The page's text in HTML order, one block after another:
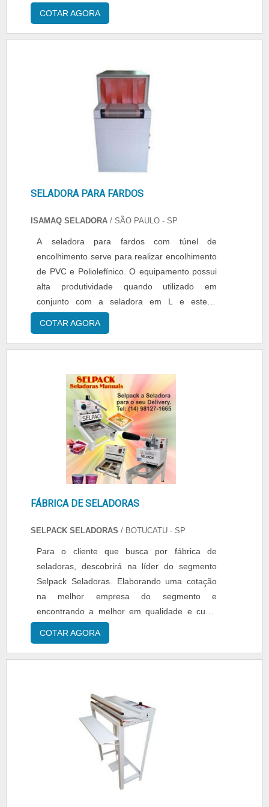
beira lateral. Também pode ser usado para a
fabricação de sacolas, sacos para lixo, sacos
Pouch utilizado para embalagens especiai....
COTAR AGORA
SELADORA PARA FARDOS
ISAMAQ SELADORA / SÃO PAULO - SP
A seladora para fardos com túnel de
encolhimento serve para realizar encolhimento
de PVC e Poliolefínico. O equipamento possui
alta produtividade quando utilizado em
conjunto com a seladora em L e esteira
transportadora. Além disso, conta também,
com um controlador de velocidade da esteira.
controle de temperatura; - Moto redutor em
corrente alternada;....
COTAR AGORA
FÁBRICA DE SELADORAS
SELPACK SELADORAS / BOTUCATU - SP
Para o cliente que busca por fábrica de
seladoras, descobrirá na líder do segmento
Selpack Seladoras. Elaborando uma cotação
na melhor empresa do segmento e
encontrando a melhor em qualidade e custo
benefício.MAIS INFORMAÇÕES
INTERESSANTES SOBRE FÁBRICA DE
A empresa atua com seladora bandejas para
delivery biodegradável tipo prisfood e seladora
para cápsulas de café com gabarito de 8
cavidades, oferecendo o que há de melhor no
mercado para cada cliente.Não obstante,
quando falamos em fábrica de seladoras,
deve-se ter a exatidão em orçar com
COTAR AGORA